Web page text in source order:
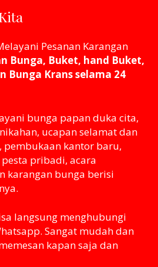
Pesanan Karangan
Bunga, Buket, hand Buket,
Bunga Krans selama 24
bunga papan duka cita,
ucapan selamat dan
pembukaan kantor baru,
pribadi, acara
karangan bunga berisi
langsung menghubungi
Sangat mudah dan
kapan saja dan